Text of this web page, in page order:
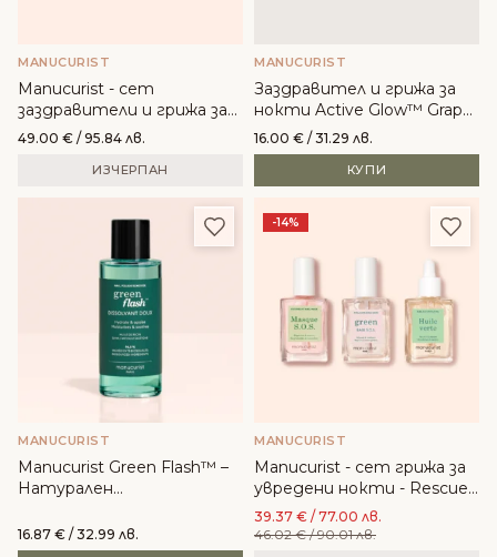
MANUCURIST
Manucurist - сет
заздравители и грижа за
нокти - Active Icons™
49.00 € / 95.84 лв.
ИЗЧЕРПАН
MANUCURIST
Заздравител и грижа за
нокти Active Glow™ Grape
- Manucurist
16.00 € / 31.29 лв.
КУПИ
Добави в любими
MANUCURIST
Manucurist Green Flash™ –
Натурален
ацетон
16.87 € / 32.99 лв.
-14%
MANUCURIST
Manucurist - сет грижа за
увредени нокти - Rescue
Kit
39.37 € / 77.00 лв.
46.02€/ 90.01 лв.